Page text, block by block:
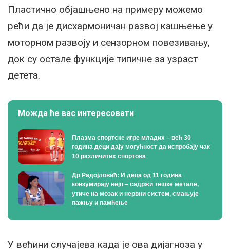
Пластично објашњено на примеру можемо
рећи да је дисхармоничан развој кашњење у
моторном развоју и сензорном повезивању,
док су остале функције типичне за узраст
детета.
Можда ће вас интересовати
Плазма спортске игре младих – већ 30
година деци дају могућност да испробају чак
10 различитих спортова
Др Радојловић: И деца од 11 година
конзумирају вејп – садржи тешке метале,
утиче на мозак и нервни систем, смањује
пажњу и памћење
У већини случајева када је ова дијагноза у